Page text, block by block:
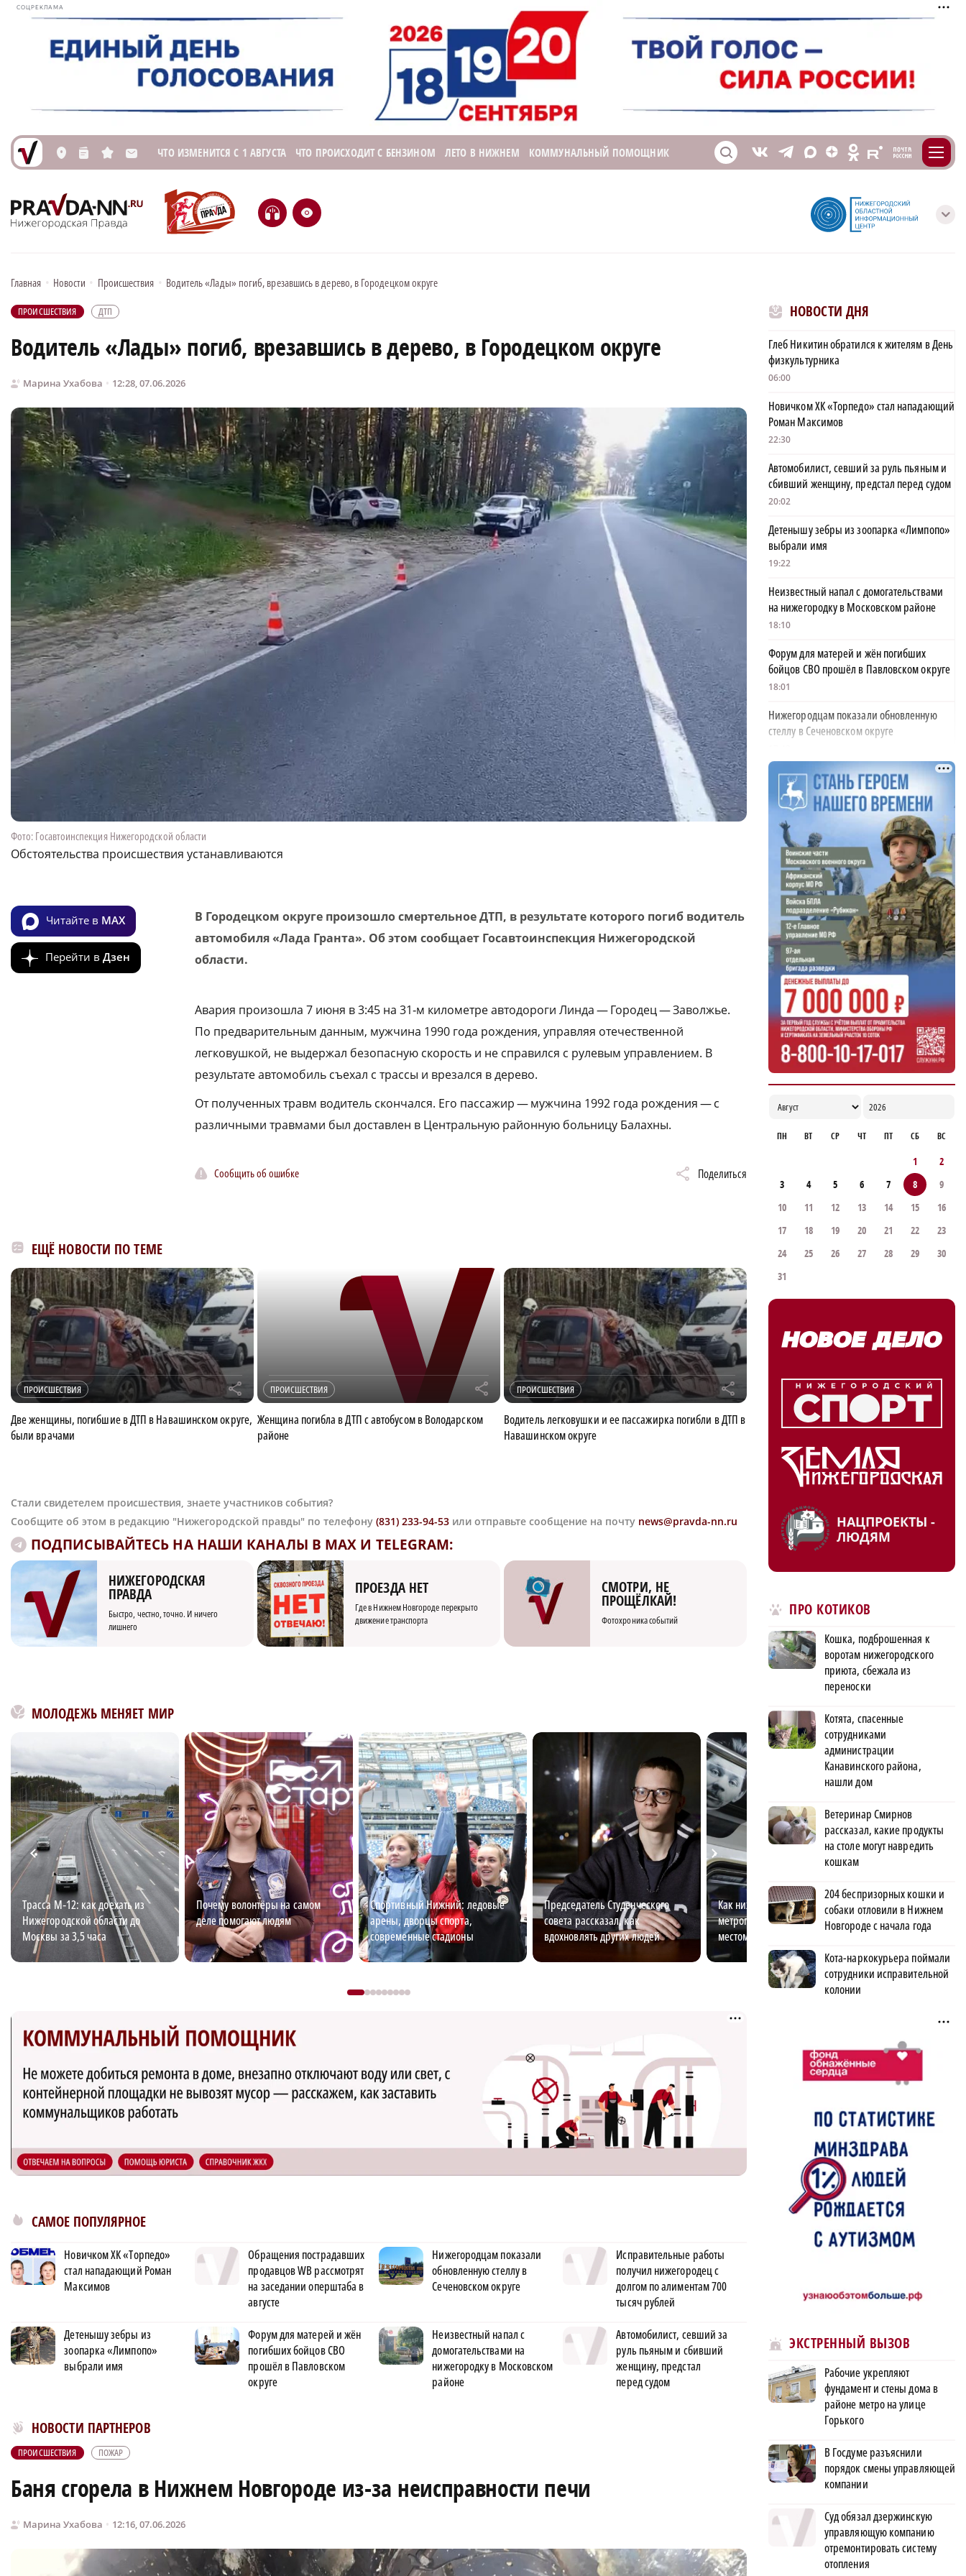
СОЦРЕКЛАМА
L n s M ЧТО ИЗМЕНИТСЯ С 1 АВГУСТА ЧТО ПРОИСХОДИТ С БЕНЗИНОМ ЛЕТО В НИЖНЕМ КОММУНАЛЬНЫЙ ПОМОЩНИК S V T X Z O E m
H e с
Главная • Новости • Происшествия • Водитель «Лады» погиб, врезавшись в дерево, в Городецком округе
ПРОИСШЕСТВИЯ ДТП
Водитель «Лады» погиб, врезавшись в дерево, в Городецком округе
Марина Ухабова 12:28, 07.06.2026
Фото: Госавтоинспекция Нижегородской области
Обстоятельства происшествия устанавливаются
Читайте в MAX
Перейти в Дзен
В Городецком округе произошло смертельное ДТП, в результате которого погиб водитель
автомобиля «Лада Гранта». Об этом сообщает Госавтоинспекция Нижегородской
области.
Авария произошла 7 июня в 3:45 на 31‑м километре автодороги Линда — Городец — Заволжье.
По предварительным данным, мужчина 1990 года рождения, управляя отечественной
легковушкой, не выдержал безопасную скорость и не справился с рулевым управлением. В
результате автомобиль съехал с трассы и врезался в дерево.
От полученных травм водитель скончался. Его пассажир — мужчина 1992 года рождения — с
различными травмами был доставлен в Центральную районную больницу Балахны.
Сообщить об ошибке Поделиться
ЕЩЁ НОВОСТИ ПО ТЕМЕ
ПРОИСШЕСТВИЯ r
Две женщины, погибшие в ДТП в Навашинском округе,
были врачами
ПРОИСШЕСТВИЯ r
Женщина погибла в ДТП с автобусом в Володарском
районе
ПРОИСШЕСТВИЯ r
Водитель легковушки и ее пассажирка погибли в ДТП в
Навашинском округе
Стали свидетелем происшествия, знаете участников события?
Сообщите об этом в редакцию "Нижегородской правды" по телефону (831) 233-94-53 или отправьте сообщение на почту news@pravda-nn.ru
ПОДПИСЫВАЙТЕСЬ НА НАШИ КАНАЛЫ В MAX И TELEGRAM:
НИЖЕГОРОДСКАЯ
ПРАВДА
Быстро, честно, точно. И ничего
лишнего
ПРОЕЗДА НЕТ
Где в Нижнем Новгороде перекрыто
движение транспорта
СМОТРИ, НЕ
ПРОЩЁЛКАЙ!
Фотохроника событий
МОЛОДЕЖЬ МЕНЯЕТ МИР
Трасса М‑12: как доехать из
Нижегородской области до
Москвы за 3,5 часа
Почему волонтёры на самом
деле помогают людям
Спортивный Нижний: ледовые
арены, дворцы спорта,
современные стадионы
Председатель Студенческого
совета рассказал, как
вдохновлять других людей
Как нижегородский
метрополитен стал модным
местом для молодёжи
Художница-
рассказала,
фоне других
САМОЕ ПОПУЛЯРНОЕ
Новичком ХК «Торпедо»
стал нападающий Роман
Максимов
Обращения пострадавших
продавцов WB рассмотрят
на заседании оперштаба в
августе
Нижегородцам показали
обновленную стеллу в
Сеченовском округе
Исправительные работы
получил нижегородец с
долгом по алиментам 700
тысяч рублей
Детенышу зебры из
зоопарка «Лимпопо»
выбрали имя
Форум для матерей и жён
погибших бойцов СВО
прошёл в Павловском
округе
Неизвестный напал с
домогательствами на
нижегородку в Московском
районе
Автомобилист, севший за
руль пьяным и сбивший
женщину, предстал
перед судом
НОВОСТИ ПАРТНЕРОВ
Новости МирТесен
ПРОИСШЕСТВИЯ ПОЖАР
Баня сгорела в Нижнем Новгороде из-за неисправности печи
Марина Ухабова 12:16, 07.06.2026
НОВОСТИ ДНЯ
Глеб Никитин обратился к жителям в День
физкультурника
06:00
Новичком ХК «Торпедо» стал нападающий
Роман Максимов
22:30
Автомобилист, севший за руль пьяным и
сбивший женщину, предстал перед судом
20:02
Детенышу зебры из зоопарка «Лимпопо»
выбрали имя
19:22
Неизвестный напал с домогательствами
на нижегородку в Московском районе
18:10
Форум для матерей и жён погибших
бойцов СВО прошёл в Павловском округе
18:01
Нижегородцам показали обновленную
стеллу в Сеченовском округе
Исправительные работы получил
нижегородец с долгом по алиментам 700
тысяч рублей
17:37
Обращения пострадавших продавцов WB
рассмотрят на заседании оперштаба в
августе
17:21
Нижегородская область вошла в число
лидеров научно-популярного туризма
17:10
ПН ВТ СР ЧТ ПТ СБ ВС
1
2
3
4 5 6 7 8
9
10
11 12 13 14 15
16
17
18 19 20 21 22
23
24
25 26 27 28 29
30
31
НАЦПРОЕКТЫ -
ЛЮДЯМ
ПРО КОТИКОВ
Кошка, подброшенная к
воротам нижегородского
приюта, сбежала из
переноски
Котята, спасенные
сотрудниками
администрации
Канавинского района,
нашли дом
Ветеринар Смирнов
рассказал, какие продукты
на столе могут навредить
кошкам
204 беспризорных кошки и
собаки отловили в Нижнем
Новгороде с начала года
Кота-наркокурьера поймали
сотрудники исправительной
колонии
ЭКСТРЕННЫЙ ВЫЗОВ
Рабочие укрепляют
фундамент и стены дома в
районе метро на улице
Горького
В Госдуме разъяснили
порядок смены управляющей
компании
Суд обязал дзержинскую
управляющую компанию
отремонтировать систему
отопления